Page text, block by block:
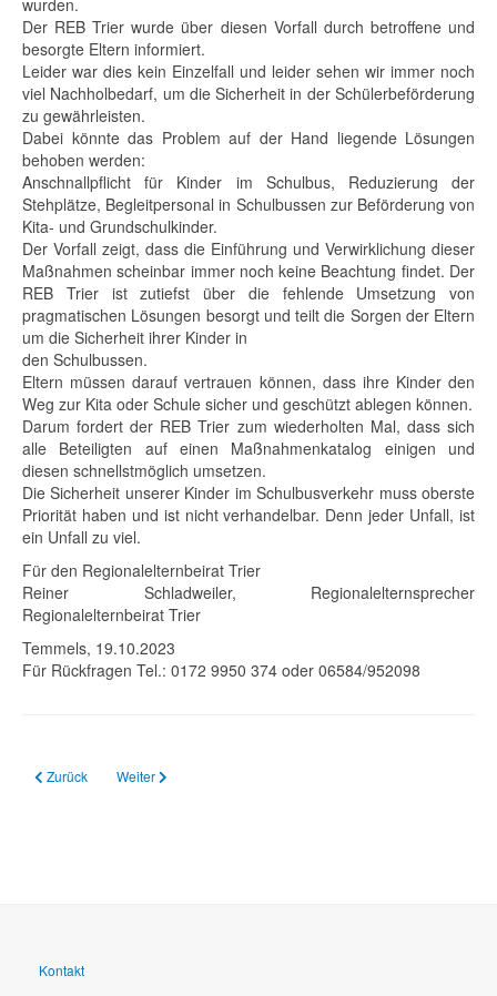
wurden.
Der REB Trier wurde über diesen Vorfall durch betroffene und
besorgte Eltern informiert.
Leider war dies kein Einzelfall und leider sehen wir immer noch
viel Nachholbedarf, um die Sicherheit in der Schülerbeförderung
zu gewährleisten.
Dabei könnte das Problem auf der Hand liegende Lösungen
behoben werden:
Anschnallpflicht für Kinder im Schulbus, Reduzierung der
Stehplätze, Begleitpersonal in Schulbussen zur Beförderung von
Kita- und Grundschulkinder.
Der Vorfall zeigt, dass die Einführung und Verwirklichung dieser
Maßnahmen scheinbar immer noch keine Beachtung findet. Der
REB Trier ist zutiefst über die fehlende Umsetzung von
pragmatischen Lösungen besorgt und teilt die Sorgen der Eltern
um die Sicherheit ihrer Kinder in
den Schulbussen.
Eltern müssen darauf vertrauen können, dass ihre Kinder den
Weg zur Kita oder Schule sicher und geschützt ablegen können.
Darum fordert der REB Trier zum wiederholten Mal, dass sich
alle Beteiligten auf einen Maßnahmenkatalog einigen und
diesen schnellstmöglich umsetzen.
Die Sicherheit unserer Kinder im Schulbusverkehr muss oberste
Priorität haben und ist nicht verhandelbar. Denn jeder Unfall, ist
ein Unfall zu viel.
Für den Regionalelternbeirat Trier
Reiner Schladweiler, Regionalelternsprecher
Regionalelternbeirat Trier
Temmels, 19.10.2023
Für Rückfragen Tel.: 0172 9950 374 oder 06584/952098
Vorheriger Beitrag: 20.10.2023 bundesweites flexibles
Zurück Nächster Beitrag: 14.10.2023 Personalnot an Schulen: Wenn
Weiter
Kontakt